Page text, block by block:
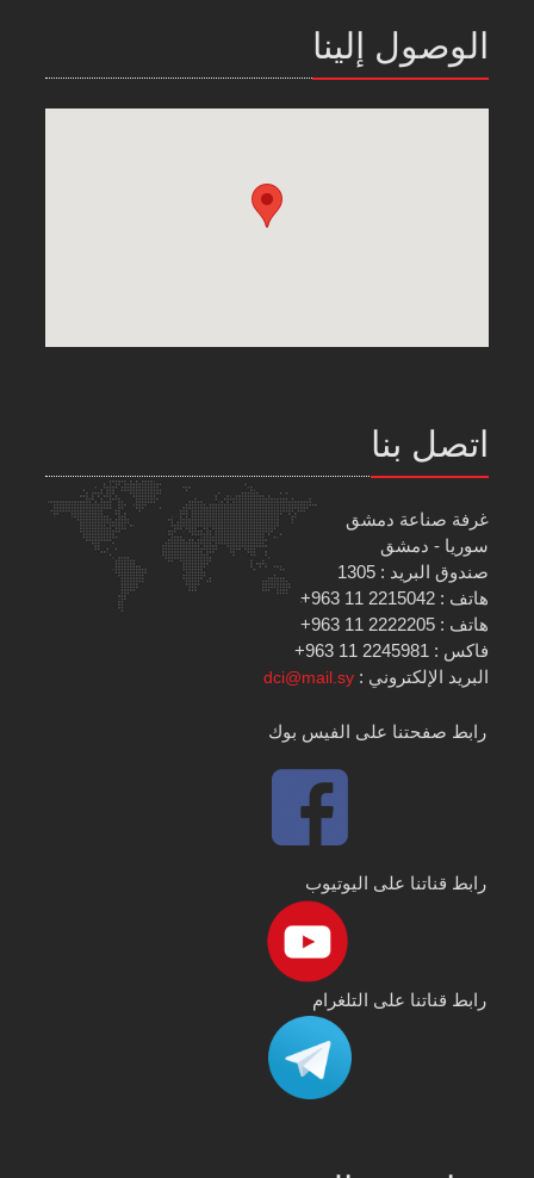
الوصول إلينا
اتصل بنا
غرفة صناعة دمشق
سوريا - دمشق
صندوق البريد : 1305
هاتف : 2215042 11 963+
هاتف : 2222205 11 963+
فاكس : 2245981 11 963+
البريد الإلكتروني :dci@mail.sy
رابط صفحتنا على الفيس بوك
رابط قناتنا على اليوتيوب
رابط قناتنا على التلغرام